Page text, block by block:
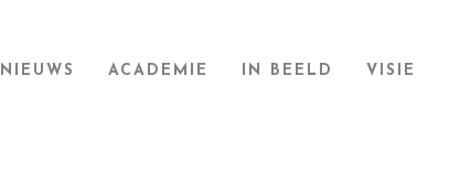
NIEUWS ACADEMIE IN BEELD VISIE